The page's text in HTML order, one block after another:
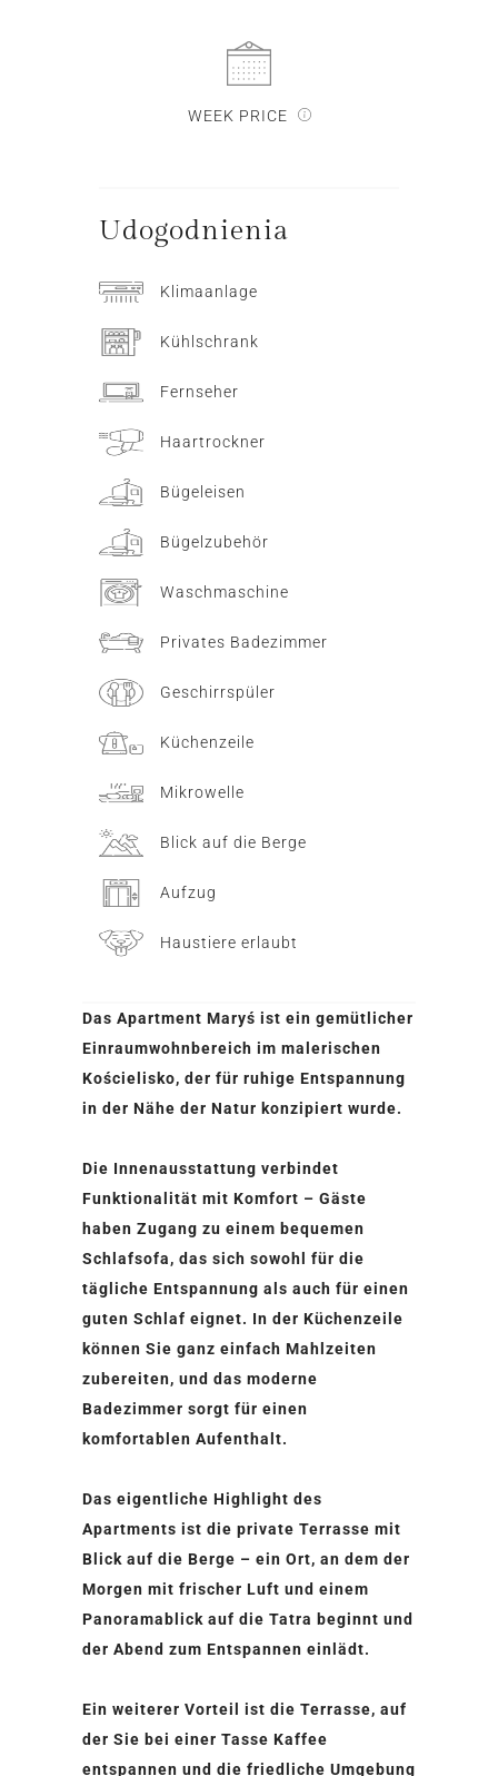
WEEK PRICE
Udogodnienia
Klimaanlage
Kühlschrank
Fernseher
Haartrockner
Bügeleisen
Bügelzubehör
Waschmaschine
Privates Badezimmer
Geschirrspüler
Küchenzeile
Mikrowelle
Blick auf die Berge
Aufzug
Haustiere erlaubt
Das Apartment Maryś ist ein gemütlicher
Einraumwohnbereich im malerischen
Kościelisko, der für ruhige Entspannung
in der Nähe der Natur konzipiert wurde.
Die Innenausstattung verbindet
Funktionalität mit Komfort – Gäste
haben Zugang zu einem bequemen
Schlafsofa, das sich sowohl für die
tägliche Entspannung als auch für einen
guten Schlaf eignet. In der Küchenzeile
können Sie ganz einfach Mahlzeiten
zubereiten, und das moderne
Badezimmer sorgt für einen
komfortablen Aufenthalt.
Das eigentliche Highlight des
Apartments ist die private Terrasse mit
Blick auf die Berge – ein Ort, an dem der
Morgen mit frischer Luft und einem
Panoramablick auf die Tatra beginnt und
der Abend zum Entspannen einlädt.
Ein weiterer Vorteil ist die Terrasse, auf
der Sie bei einer Tasse Kaffee
entspannen und die friedliche Umgebung